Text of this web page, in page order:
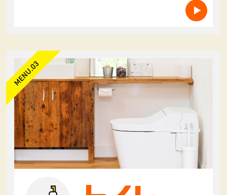
ます。）を求められた場合には，遅滞なく必要な調査
を行い，その結果に基づき，個人情報の利用停止等を
を保護するために必要なこれに代わるべき措置をとれ
る場合は，この代替策を講じます。
第８条（プライバシーポリシーの変更）
本ポリシーの内容は，ユーザーに通知することなく，
変更することができるものとします。
当社が別途定める場合を除いて，変更後のプライバシ
ーポリシーは，本ウェブサイトに掲載したときから効
力を生じるものとします。